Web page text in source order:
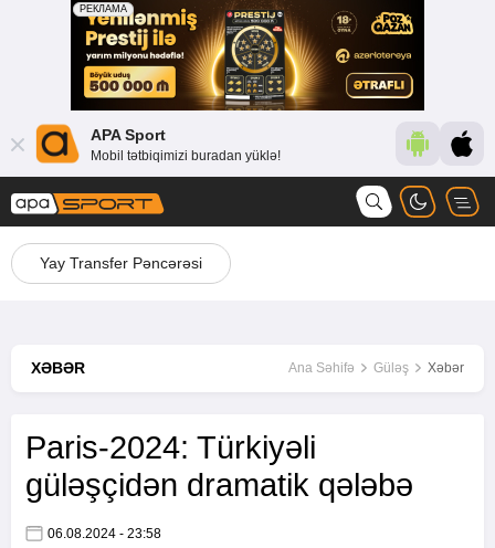
APA Sport
Mobil tətbiqimizi buradan yüklə!
Yay Transfer Pəncərəsi
XƏBƏR Ana Səhifə Güləş Xəbər
Paris-2024: Türkiyəli
güləşçidən dramatik qələbə
06.08.2024 - 23:58